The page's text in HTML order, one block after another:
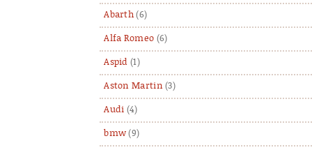
Abarth (6)
Alfa Romeo (6)
Aspid (1)
Aston Martin (3)
Audi (4)
bmw (9)